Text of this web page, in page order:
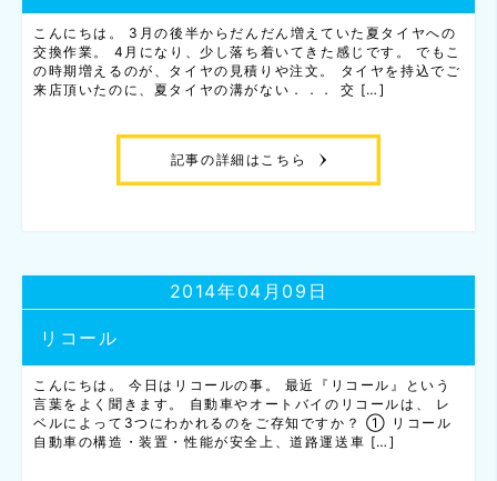
こんにちは。 3月の後半からだんだん増えていた夏タイヤへの
交換作業。 4月になり、少し落ち着いてきた感じです。 でもこ
の時期増えるのが、タイヤの見積りや注文。 タイヤを持込でご
来店頂いたのに、夏タイヤの溝がない．．． 交 […]
記事の詳細はこちら
リコール
2014年04月09日
こんにちは。 今日はリコールの事。 最近『リコール』という
言葉をよく聞きます。 自動車やオートバイのリコールは、 レ
ベルによって3つにわかれるのをご存知ですか？ ① リコール
自動車の構造・装置・性能が安全上、道路運送車 […]